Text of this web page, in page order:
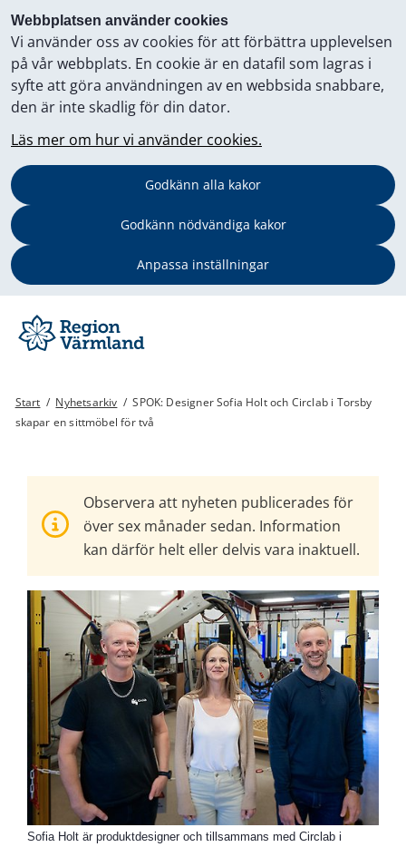
Webbplatsen använder cookies
Vi använder oss av cookies för att förbättra upplevelsen
på vår webbplats. En cookie är en datafil som lagras i
syfte att göra användningen av en webbsida snabbare,
den är inte skadlig för din dator.
Läs mer om hur vi använder cookies.
Godkänn alla kakor
Godkänn nödvändiga kakor
Anpassa inställningar
Start / Nyhetsarkiv / SPOK: Designer Sofia Holt och Circlab i Torsby
skapar en sittmöbel för två
Observera att nyheten publicerades för
över sex månader sedan. Information
kan därför helt eller delvis vara inaktuell.
Sofia Holt är produktdesigner och tillsammans med Circlab i